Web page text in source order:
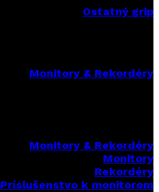
Ostatný grip
Monitory & Rekordéry
Monitory & Rekordéry
Monitory
Rekordéry
Príslušenstvo k monitorom